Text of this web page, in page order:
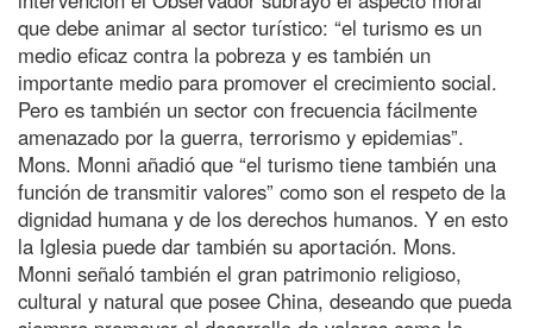
que debe animar al sector turístico: “el turismo es un
medio eficaz contra la pobreza y es también un
importante medio para promover el crecimiento social.
Pero es también un sector con frecuencia fácilmente
amenazado por la guerra, terrorismo y epidemias”.
Mons. Monni añadió que “el turismo tiene también una
función de transmitir valores” como son el respeto de la
dignidad humana y de los derechos humanos. Y en esto
la Iglesia puede dar también su aportación. Mons.
Monni señaló también el gran patrimonio religioso,
cultural y natural que posee China, deseando que pueda